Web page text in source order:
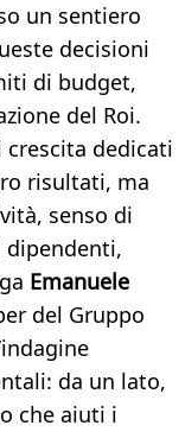
un sentiero
decisioni
di budget,
del Roi.
dedicati
risultati, ma
senso di
dipendenti,
Emanuele
del Gruppo
da un lato,
che aiuti i